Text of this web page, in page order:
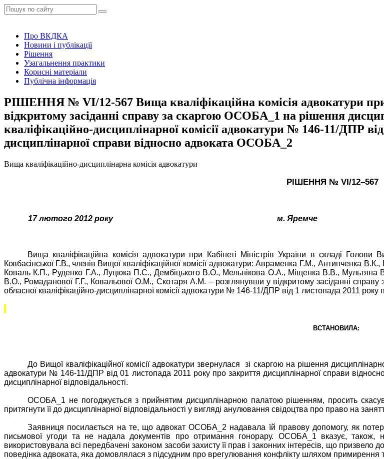
Про ВКДКА
Новини і публікації
Рішення
Узагальнення практики
Корисні матеріали
Публічна інформація
РІШЕННЯ № VІ/12-567 Вища кваліфікаційна комісія адвокатури
відкритому засіданні справу за скаргою ОСОБА_1 на рішення
кваліфікаційно-дисциплінарної комісії адвокатури № 146-11/ДПР
дисциплінарної справи відносно адвоката ОСОБА_2
Вища кваліфікаційно-дисциплінарна комісія адвокатури
РІШЕННЯ № VІ/12–567
17 лютого 2012 року м. Яремче
Вища кваліфікаційна комісія адвокатури при Кабінеті Міністрів України в складі Голови
Ковбасінської Г.В., членів Вищої кваліфікаційної комісії адвокатури: Авраменка Г.М., Антипченка
Коваль К.П., Руденко Г.А., Луцюка П.С., Дембіцького В.О., Мельнікова О.А., Міщенка В.В.,
В.О., Ромаданової Г.Г., Ковальової О.М., Скотаря А.М. –розглянувши у відкритому засіданні
обласної кваліфікаційно-дисциплінарної комісії адвокатури № 146-11/ДПР від 1 листопада 2011
ВСТАНОВИЛА:
До Вищої кваліфікаційної комісії адвокатури звернулася
зі скаргою на рішення
адвокатури № 146-11/ДПР від 01 листопада 2011 року про закриття дисциплінарної справи
дисциплінарної відповідальності.
ОСОБА_1 не погоджується з прийнятим дисциплінарною палатою рішенням, просить
притягнути її до дисциплінарної відповідальності у вигляді анулювання свідоцтва про право на
Заявниця посилається на те, що адвокат ОСОБА_2 надавала їй правову допомогу, як
письмової угоди та не надала документів про отримання гонорару. ОСОБА_1 вказує,
використовувала всі передбачені законом засоби захисту її прав і законних інтересів, що
поведінка адвоката, яка домовлялася з підсудним про врегулювання конфлікту шляхом